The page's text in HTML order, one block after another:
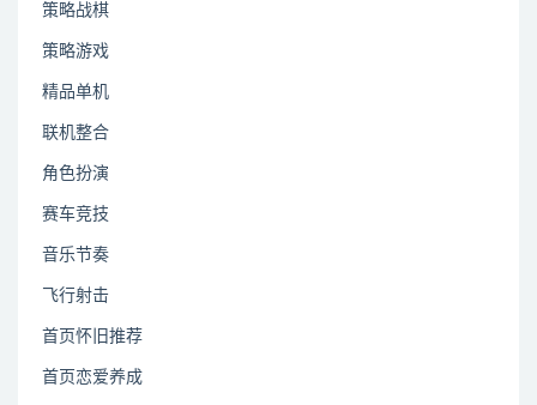
策略战棋
策略游戏
精品单机
联机整合
角色扮演
赛车竞技
音乐节奏
飞行射击
首页怀旧推荐
首页恋爱养成